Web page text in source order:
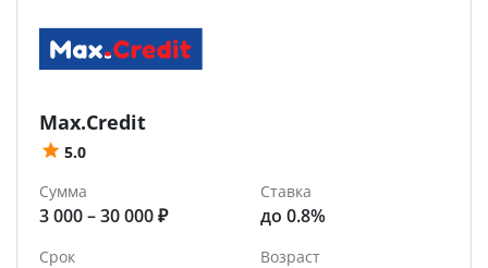
Max.Credit
5.0
Сумма
3 000 – 30 000 ₽
Ставка
до 0.8%
Срок Возраст